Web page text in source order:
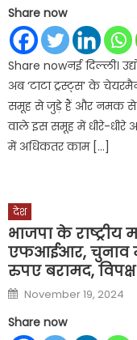
Share now
Share nowनई दिल्ली।
अब ‘टाटा ट्रस्ट्स’ के
समूह से जुड़े हैं और नमक से
वाले इस समूह में धीरे-धीरे
में अधिकतर काम […]
देश
भाजपा के राष्ट्रीय
एफआईआर, चुनाव
रुपए बरामद,
Posted
on
November 19, 2024
Share now